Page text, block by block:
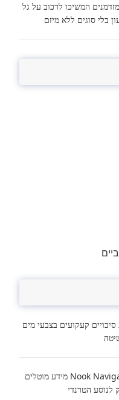
המשיכו לרכוב על גל
בלי סוגים ללא מיזם
קעקועים בצבעי מים
Nook Navigators מידע מוטלים
לנוסע הטרנדי